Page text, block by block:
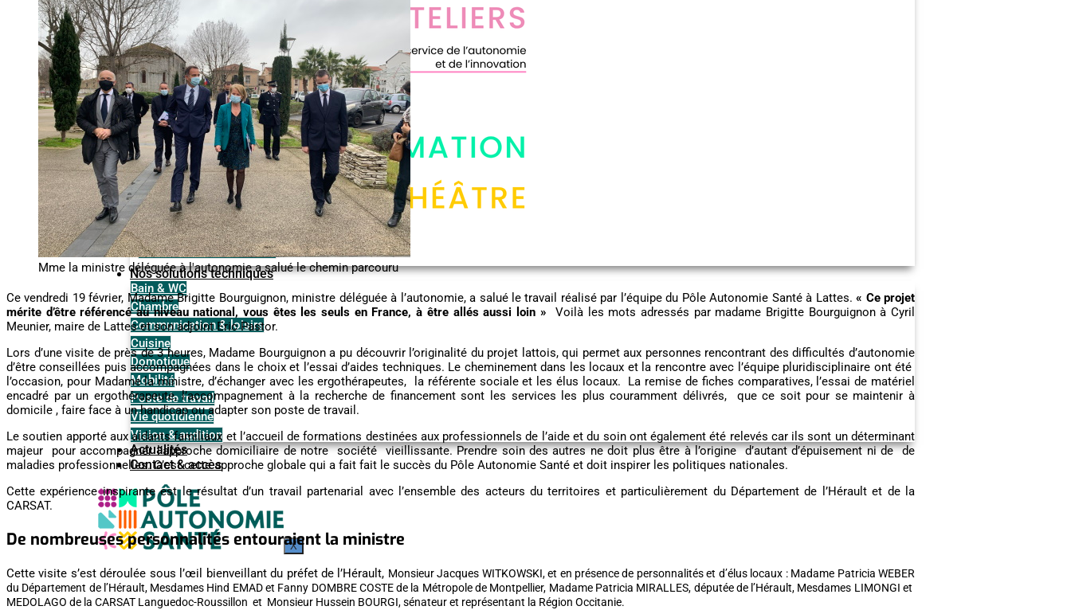
Living Lab
Illustrations de la méthode
Espaces disponibles à la location
Disponibilité des espaces
Nos solutions techniques
Bain & WC
Chambre
Communication & loisirs
Cuisine
Domotique
Mobilité
Poste de travail
Vie quotidienne
Vision & audition
Actualités
Contact & accès
X
Mme la ministre déléguée à l'autonomie a salué le chemin parcouru
Ce vendredi 19 février, Madame Brigitte Bourguignon, ministre déléguée à l’autonomie, a salué le travail réalisé par l’équipe du Pôle Autonomie Santé à Lattes.« Ce projet
mérite d’être référencé au niveau national, vous êtes les seuls en France, à être allés aussi loin » Voilà les mots adressés par madame Brigitte Bourguignon à Cyril
Meunier, maire de Lattes et son adjoint Eric Pastor.
Lors d’une visite de près de 3 heures, Madame Bourguignon a pu découvrir l’originalité du projet lattois, qui permet aux personnes rencontrant des difficultés d’autonomie
d’être conseillées puis accompagnées dans le choix et l’essai d’aides techniques. Le cheminement dans les locaux et la rencontre avec l’équipe pluridisciplinaire ont été
l’occasion, pour Madame la ministre, d’échanger avec les ergothérapeutes, la référente sociale et les élus locaux. La remise de fiches comparatives, l’essai de matériel
encadré par un ergothérapeute, l’accompagnement à la recherche de financement sont les services les plus couramment délivrés, que ce soit pour se maintenir à
domicile , faire face à un handicap ou adapter son poste de travail.
Le soutien apporté aux aidants familiaux et l’accueil de formations destinées aux professionnels de l’aide et du soin ont également été relevés car ils sont un déterminant
majeur pour accompagner l’approche domiciliaire de notre société vieillissante. Prendre soin des autres ne doit plus être à l’origine d’autant d’épuisement ni de de
maladies professionnelles. C’est cette approche globale qui a fait fait le succès du Pôle Autonomie Santé et doit inspirer les politiques nationales.
Cette expérience inspirante est le résultat d’un travail partenarial avec l’ensemble des acteurs du territoires et particulièrement du Département de l’Hérault et de la
CARSAT.
De nombreuses personnalités entouraient la ministre
Cette visite s’est déroulée sous l’œil bienveillant du préfet de l’Hérault, Monsieur Jacques WITKOWSKI, et en présence de personnalités et d’élus locaux : Madame Patricia WEBER
du Département de l’Hérault, Mesdames Hind EMAD et Fanny DOMBRE COSTE de la Métropole de Montpellier, Madame Patricia MIRALLES, députée de l’Hérault, Mesdames LIMONGI et
MEDOLAGO de la CARSAT Languedoc-Roussillon et Monsieur Hussein BOURGI, sénateur et représentant la Région Occitanie.